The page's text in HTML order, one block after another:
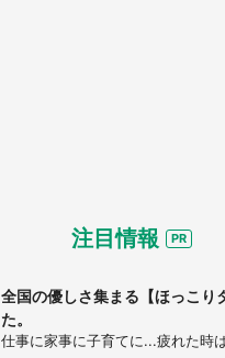
注目情報
全国の優しさ集まる【ほっこり
た。
仕事に家事に子育てに...疲れた時